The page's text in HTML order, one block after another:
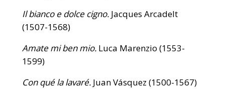
Il bianco e dolce cigno. Jacques Arcadelt
(1507-1568)
Amate mi ben mio. Luca Marenzio (1553-
1599)
Con qué la lavaré. Juan Vásquez (1500-1567)